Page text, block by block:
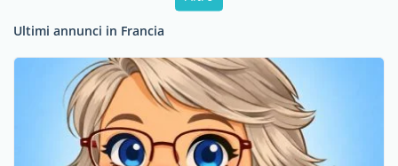
Ultimi annunci in Francia